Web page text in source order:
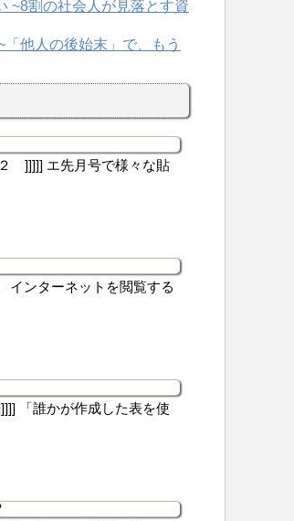
]]]]] エ先月号で様々な貼
ンターネットを閲覧する
「誰かが作成した表を使